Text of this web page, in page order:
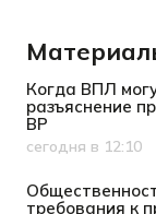
Когда ВПЛ
разъяснение
ВР
Дата публикации
сегодня в 12:10
требования к